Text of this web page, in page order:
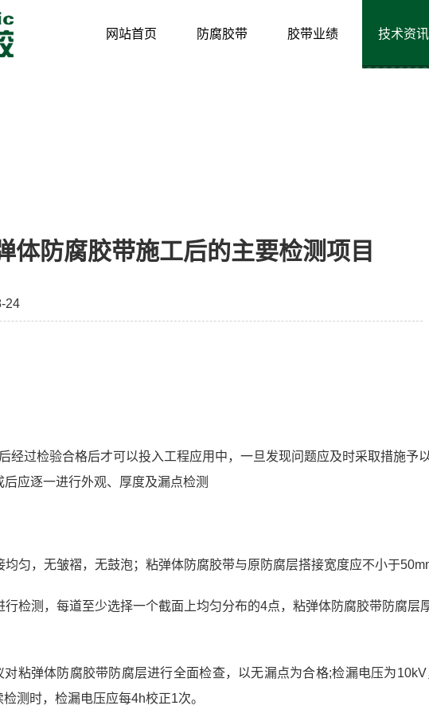
网站首页 防腐胶带 胶带业绩 技术资讯
体防腐胶带施工后的主要检测项目
24
过检验合格后才可以投入工程应用中，一旦发现问题应及时采取措施予以
应逐一进行外观、厚度及漏点检测
均匀，无皱褶，无鼓泡；粘弹体防腐胶带与原防腐层搭接宽度应不小于
行检测，每道至少选择一个截面上均匀分布的4点，粘弹体防腐胶带防腐层
对粘弹体防腐胶带防腐层进行全面检查，以无漏点为合格;检漏电压为
测时，检漏电压应每4h校正1次。